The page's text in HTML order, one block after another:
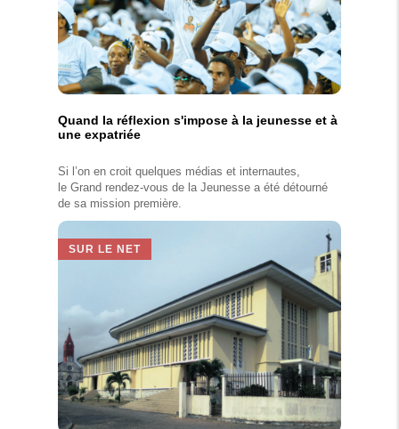
Quand la réflexion s'impose à la jeunesse et à
une expatriée
Si l’on en croit quelques médias et internautes,
le Grand rendez-vous de la Jeunesse a été détourné
de sa mission première.
SUR LE NET